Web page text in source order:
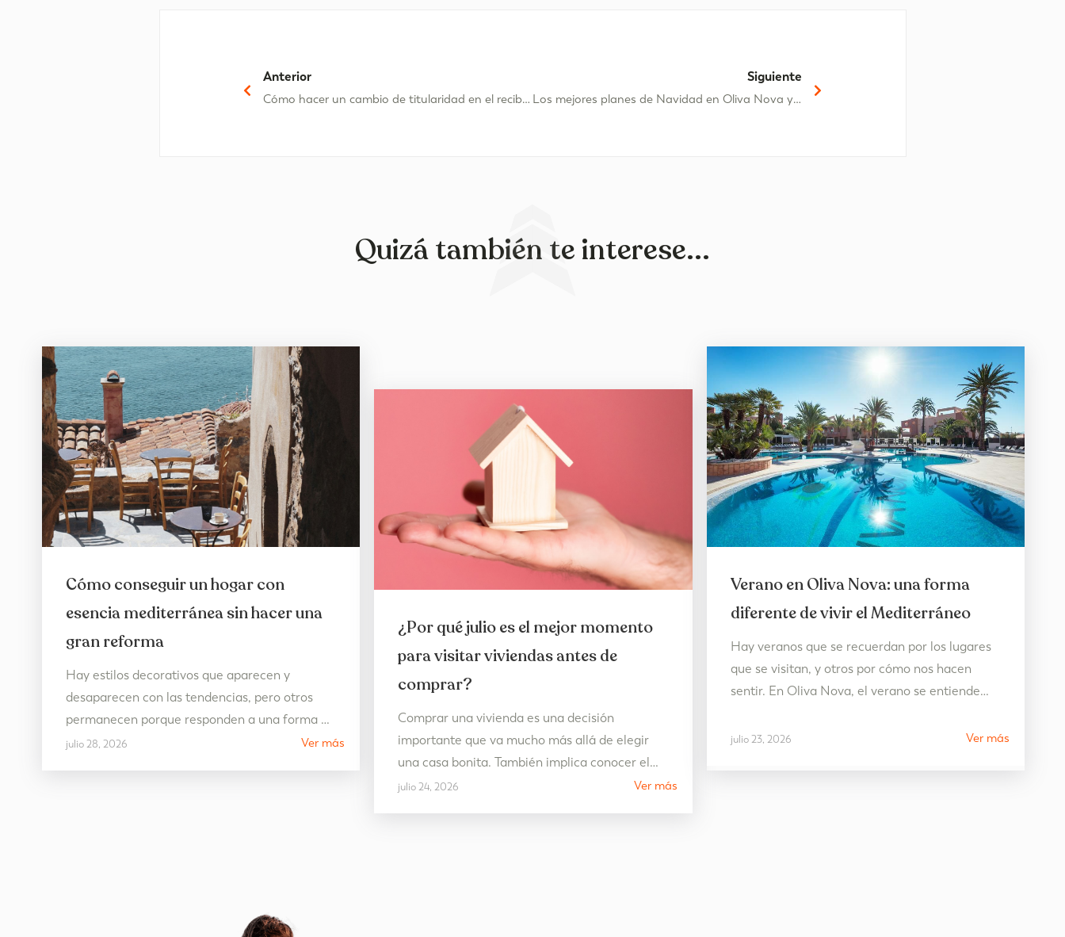
Anterior
Cómo hacer un cambio de titularidad en el recibo de la luz
Siguiente
Los mejores planes de Navidad en Oliva Nova y alrededores
Quizá también te interese...
Cómo conseguir un hogar con
esencia mediterránea sin hacer una
gran reforma
julio 28, 2026
Hay estilos decorativos que aparecen y
desaparecen con las tendencias, pero otros
permanecen porque responden a una forma de
vivir. La decoración estilo mediterráneo es uno
Ver más
¿Por qué julio es el mejor momento
para visitar viviendas antes de
comprar?
julio 24, 2026
Comprar una vivienda es una decisión
importante que va mucho más allá de elegir
una casa bonita. También implica conocer el
entorno, descubrir el estilo de vida de la zona y
Ver más
Verano en Oliva Nova: una forma
diferente de vivir el Mediterráneo
julio 23, 2026
Hay veranos que se recuerdan por los lugares
que se visitan, y otros por cómo nos hacen
sentir. En Oliva Nova, el verano se entiende
es una oportunidad para desconectar, disfrutar
Ver más